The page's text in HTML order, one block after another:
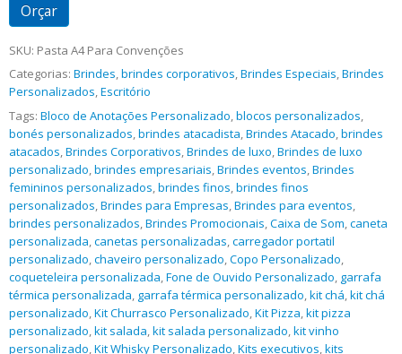
Orçar
SKU: Pasta A4 Para Convenções
Categorias: Brindes,brindes corporativos,Brindes Especiais,Brindes
Personalizados,Escritório
Tags: Bloco de Anotações Personalizado,blocos personalizados,
bonés personalizados,brindes atacadista,Brindes Atacado,brindes
atacados,Brindes Corporativos,Brindes de luxo,Brindes de luxo
personalizado,brindes empresariais,Brindes eventos,Brindes
femininos personalizados,brindes finos,brindes finos
personalizados,Brindes para Empresas,Brindes para eventos,
brindes personalizados,Brindes Promocionais,Caixa de Som,caneta
personalizada,canetas personalizadas,carregador portatil
personalizado,chaveiro personalizado,Copo Personalizado,
coqueteleira personalizada,Fone de Ouvido Personalizado, garrafa
térmica personalizada, garrafa térmica personalizado,kit chá,kit chá
personalizado,Kit Churrasco Personalizado,Kit Pizza,kit pizza
personalizado,kit salada,kit salada personalizado,kit vinho
personalizado,Kit Whisky Personalizado,Kits executivos,kits